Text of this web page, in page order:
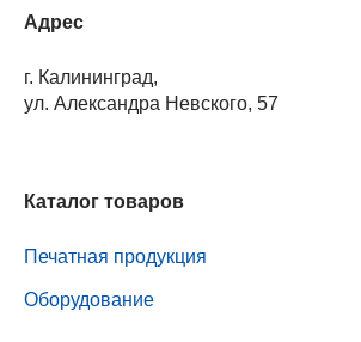
Адрес
г. Калининград,
ул. Александра Невского, 57
Каталог товаров
Печатная продукция
Оборудование